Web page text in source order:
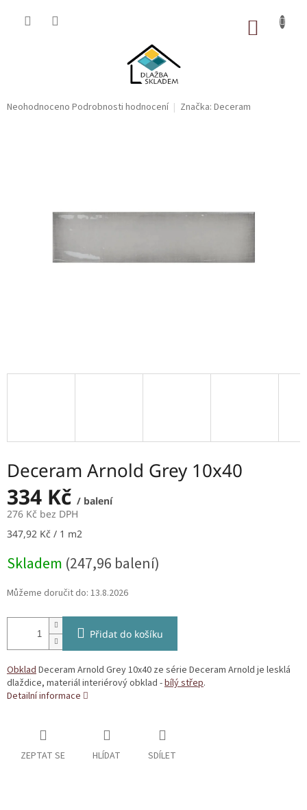
Průměrné
Neohodnoceno Podrobnosti hodnocení Značka: Deceram
Deceram Arnold Grey 10x40
334 Kč / balení
276 Kč bez DPH
Měrná
347,92 Kč / 1 m2
Skladem (247,96 balení)
Můžeme doručit do: 13.8.2026
Přidat do košíku
ObkladDeceram Arnold Grey 10x40 ze série Deceram Arnold je lesklá
dlaždice, materiál interiérový obklad -bílý střep.
Detailní informace
ZEPTAT SE HLÍDAT SDÍLET